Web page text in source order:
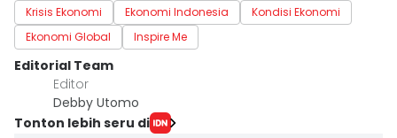
Krisis Ekonomi Ekonomi Indonesia
Kondisi Ekonomi
Ekonomi Global
Inspire Me
Editorial Team
Editor
Debby Utomo
Tonton lebih seru di